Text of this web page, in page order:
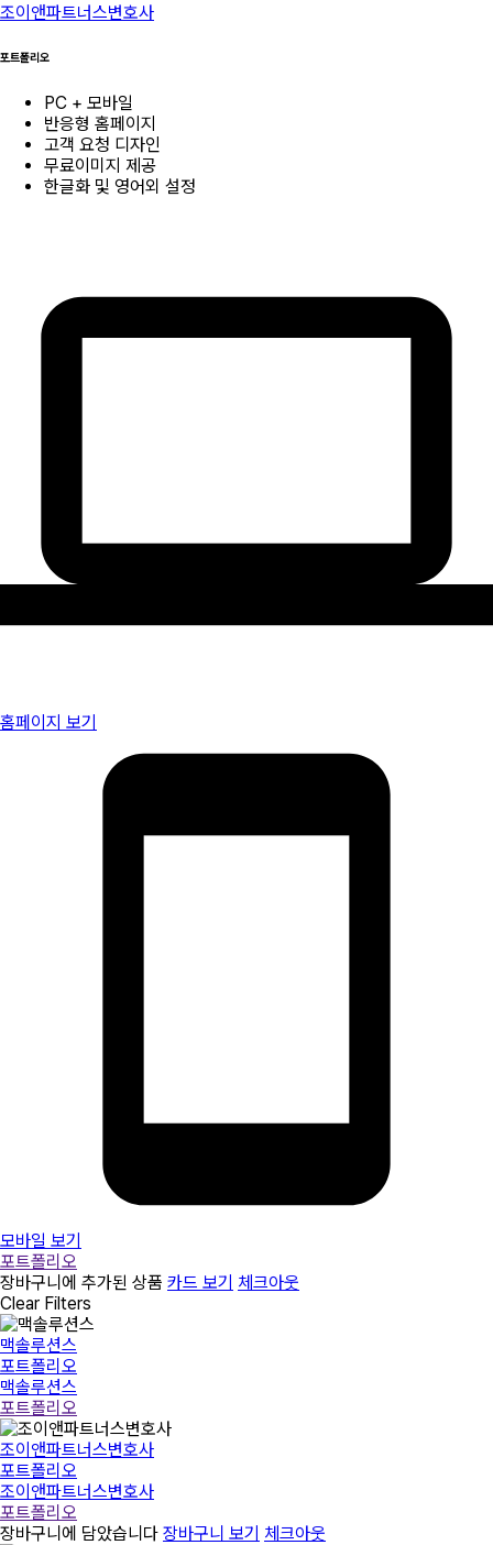
조이앤파트너스변호사
포트폴리오
PC + 모바일
반응형 홈페이지
고객 요청 디자인
무료이미지 제공
한글화 및 영어외 설정
홈페이지 보기
모바일 보기
포트폴리오
장바구니에 추가된 상품 카드 보기 체크아웃
Clear Filters
맥솔루션스
포트폴리오
맥솔루션스
포트폴리오
조이앤파트너스변호사
포트폴리오
조이앤파트너스변호사
포트폴리오
장바구니에 담았습니다 장바구니 보기 체크아웃